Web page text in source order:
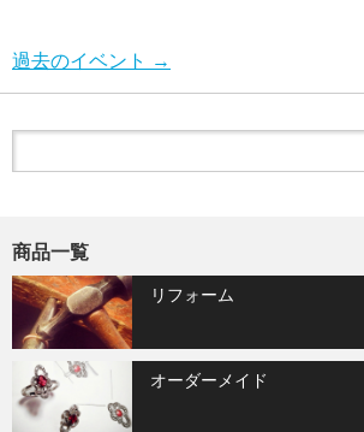
過去のイベント →
商品一覧
リフォーム
オーダーメイド